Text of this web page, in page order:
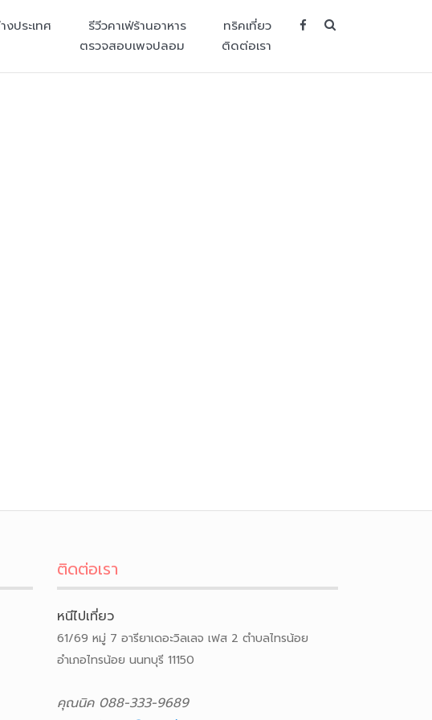
ประเทศ รีวีวคาเฟ่ร้านอาหาร
ทริคเที่ยว
ตรวจสอบเพจปลอม
ติดต่อเรา
ติดต่อเรา
หนีไปเที่ยว
61/69 หมู่ 7 อารียาเดอะวิลเลจ เฟส 2 ตำบลไทรน้อย
อำเภอไทรน้อย นนทบุรี 11150
คุณนิค 088-333-9689